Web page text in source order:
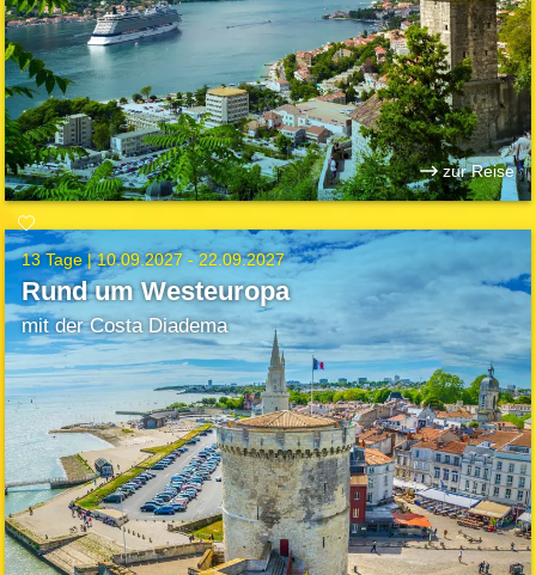
zur Reise
13 Tage |10.09.2027 - 22.09.2027
Rund um Westeuropa
mit der Costa Diadema